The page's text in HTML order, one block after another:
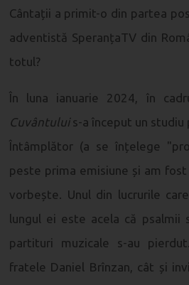
Cântații a primit-o din partea
adventistă SperanțaTV din
totul?
În luna ianuarie 2024, în
Cuvântuluis-a început un studiu
Întâmplător (a se înțelege
peste prima emisiune și am fost
vorbește. Unul din lucrurile
lungul ei este acela că psalmii
partituri muzicale s-au
fratele Daniel Brînzan, cât și